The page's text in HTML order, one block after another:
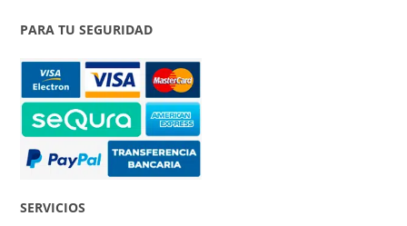
PARA TU SEGURIDAD
SERVICIOS